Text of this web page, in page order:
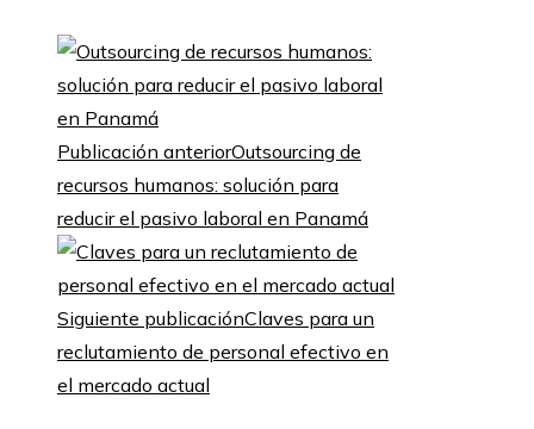
Publicación anteriorOutsourcing de
recursos humanos: solución para
reducir el pasivo laboral en Panamá
Siguiente publicaciónClaves para un
reclutamiento de personal efectivo en
el mercado actual